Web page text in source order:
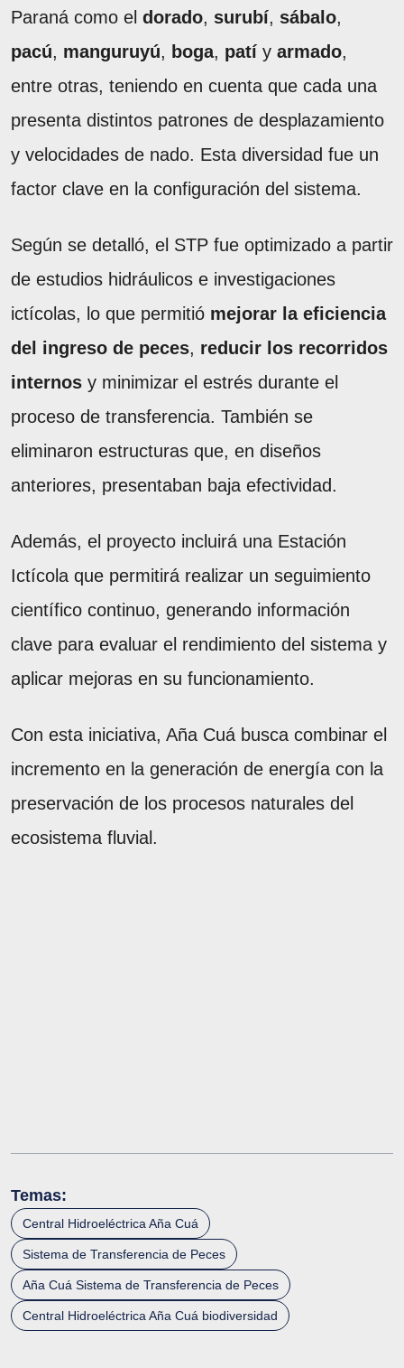
Paraná como el dorado, surubí, sábalo,
pacú, manguruyú, boga, patí y armado,
entre otras, teniendo en cuenta que cada una
presenta distintos patrones de desplazamiento
y velocidades de nado. Esta diversidad fue un
factor clave en la configuración del sistema.
Según se detalló, el STP fue optimizado a partir
de estudios hidráulicos e investigaciones
ictícolas, lo que permitió mejorar la eficiencia
del ingreso de peces, reducir los recorridos
internos y minimizar el estrés durante el
proceso de transferencia. También se
eliminaron estructuras que, en diseños
anteriores, presentaban baja efectividad.
Además, el proyecto incluirá una Estación
Ictícola que permitirá realizar un seguimiento
científico continuo, generando información
clave para evaluar el rendimiento del sistema y
aplicar mejoras en su funcionamiento.
Con esta iniciativa, Aña Cuá busca combinar el
incremento en la generación de energía con la
preservación de los procesos naturales del
ecosistema fluvial.
Temas:
Central Hidroeléctrica Aña Cuá
Sistema de Transferencia de Peces
Aña Cuá Sistema de Transferencia de Peces
Central Hidroeléctrica Aña Cuá biodiversidad